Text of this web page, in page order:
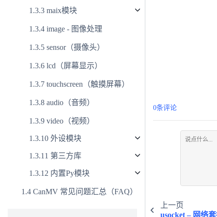
maix模块
image - 图像处理
sensor（摄像头）
lcd（屏幕显示）
touchscreen（触摸屏幕）
audio（音频）
video（视频）
外设模块
第三方库
内置Py模块
CanMV 常见问题汇总（FAQ）
0条评论
上一页
usocket – 网络